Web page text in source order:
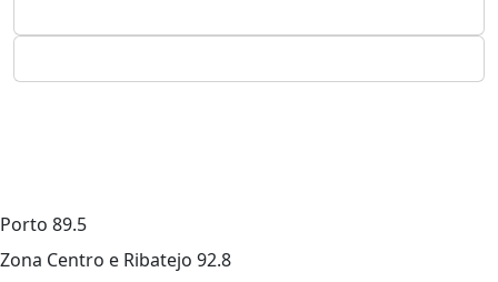
Porto 89.5
Zona Centro e Ribatejo 92.8